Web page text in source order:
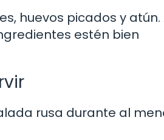
huevos picados y atún.
estén bien
rusa durante al